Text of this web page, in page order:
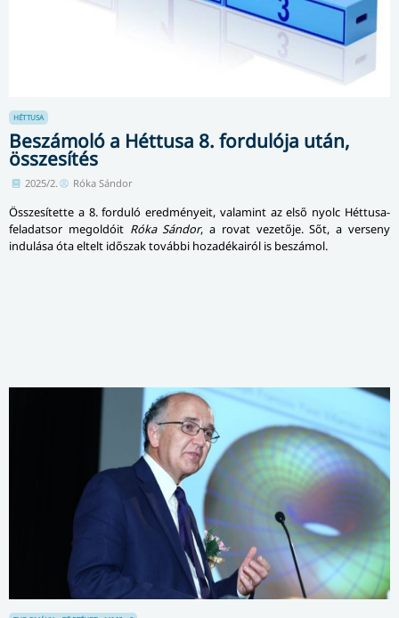
HÉTTUSA
Beszámoló a Héttusa 8. fordulója után,
összesítés
2025/2. Róka Sándor
Összesítette a 8. forduló eredményeit, valamint az első nyolc Héttusa-
feladatsor megoldóit Róka Sándor, a rovat vezetője. Sőt, a verseny
indulása óta eltelt időszak további hozadékairól is beszámol.